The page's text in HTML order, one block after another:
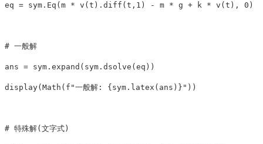
eq = sym . Eq ( m * v ( t ). diff ( t , 1 ) - m * g + k * v ( t ), 0 )
ans = sym . expand ( sym . dsolve ( eq ))
display( Math ( f "一般解: { sym . latex ( ans ) } " ))